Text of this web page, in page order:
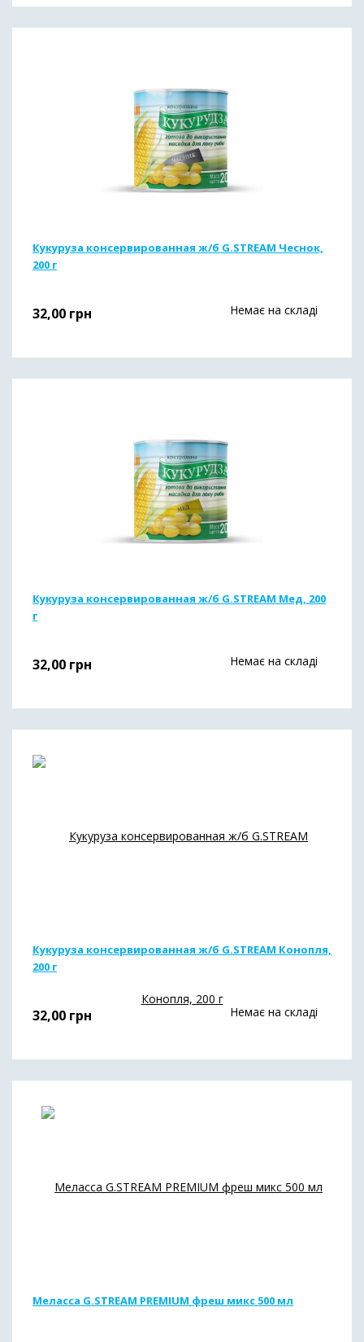
Кукуруза консервированная ж/б G.STREAM Чеснок,
200 г
32,00 грн Немає на складі
Кукуруза консервированная ж/б G.STREAM Мед, 200
г
32,00 грн Немає на складі
Кукуруза консервированная ж/б G.STREAM Конопля,
200 г
32,00 грн Немає на складі
Меласса G.STREAM PREMIUM фреш микс 500 мл